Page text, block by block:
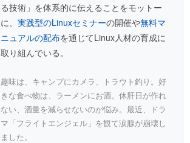
る技術」を体系的に伝えることをモットー
に、実践型のLinuxセミナーの開催や無料マ
ニュアルの配布を通じてLinux人材の育成に
取り組んでいる。
趣味は、キャンプにカメラ、トラウト釣り。好
きな食べ物は、ラーメンにお酒。休肝日が作れ
ない、酒量を減らせないのが悩み。最近、ドラ
マ「フライトエンジェル」を観て涙腺が崩壊し
ました。